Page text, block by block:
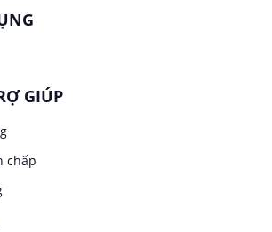
Thới
Nhất
Hưng
GIÚP
chấp